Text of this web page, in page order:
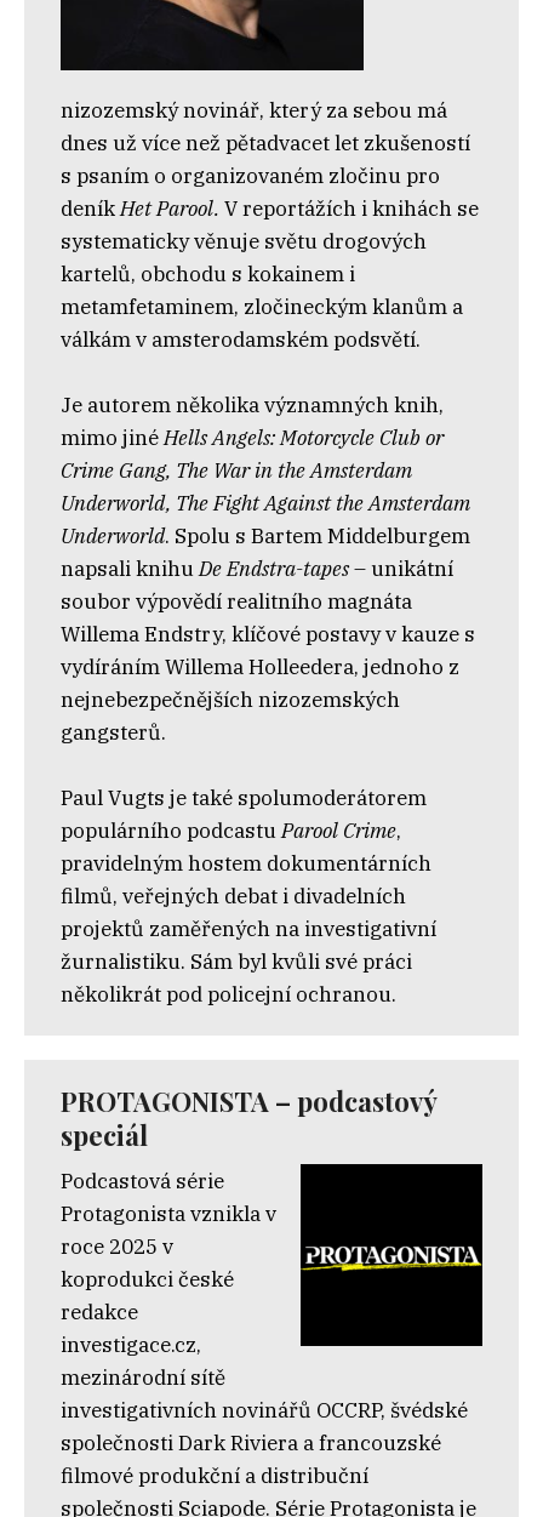
nizozemský novinář, který za sebou má
dnes už více než pětadvacet let zkušeností
s psaním o organizovaném zločinu pro
deníkHet Parool. V reportážích i knihách se
systematicky věnuje světu drogových
kartelů, obchodu s kokainem i
metamfetaminem, zločineckým klanům a
válkám v amsterodamském podsvětí.
Je autorem několika významných knih,
mimo jinéHells Angels: Motorcycle Club or
Crime Gang, The War in the Amsterdam
Underworld, The Fight Against the Amsterdam
Underworld. Spolu s Bartem Middelburgem
napsali knihuDe Endstra-tapes– unikátní
soubor výpovědí realitního magnáta
Willema Endstry, klíčové postavy v kauze s
vydíráním Willema Holleedera, jednoho z
nejnebezpečnějších nizozemských
gangsterů.
Paul Vugts je také spolumoderátorem
populárního podcastuParool Crime,
pravidelným hostem dokumentárních
filmů, veřejných debat i divadelních
projektů zaměřených na investigativní
žurnalistiku. Sám byl kvůli své práci
několikrát pod policejní ochranou.
PROTAGONISTA – podcastový
speciál
Podcastová série
Protagonista vznikla v
roce 2025 v
koprodukci české
redakce
investigace.cz,
mezinárodní sítě
investigativních novinářů OCCRP, švédské
společnosti Dark Riviera a francouzské
filmové produkční a distribuční
společnosti Sciapode. Série Protagonista je